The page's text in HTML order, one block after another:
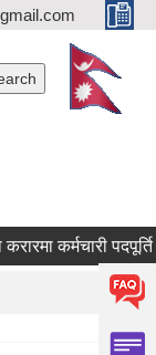
कर्मचारी पदपूर्ति